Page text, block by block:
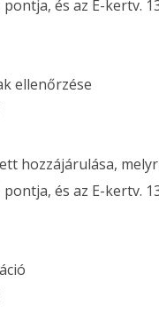
és az E-kertv.
ellenőrzése
hozzájárulása,
és az E-kertv.